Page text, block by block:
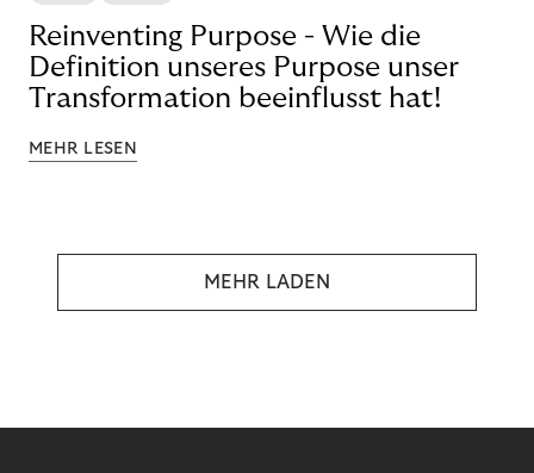
Reinventing Purpose - Wie die
Definition unseres Purpose unser
Transformation beeinflusst hat!
MEHR LESEN
MEHR LADEN